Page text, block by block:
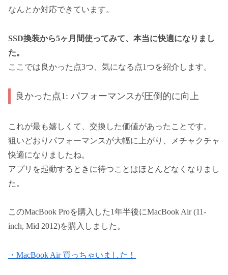
なんとか対応できています。
SSD換装から5ヶ月間使ってみて、本当に快適になりまし
た。
ここでは良かった点3つ、気になる点1つを紹介します。
良かった点1: パフォーマンスが圧倒的に向上
これが最も嬉しくて、交換した価値があったことです。
狙いどおりパフォーマンスが大幅に上がり、メチャクチャ
快適になりましたね。
アプリを起動するときに待つことはほとんどなくなりまし
た。
このMacBook Proを購入した1年半後にMacBook Air (11-
inch, Mid 2012)を購入しました。
・MacBook Air 買っちゃいました！